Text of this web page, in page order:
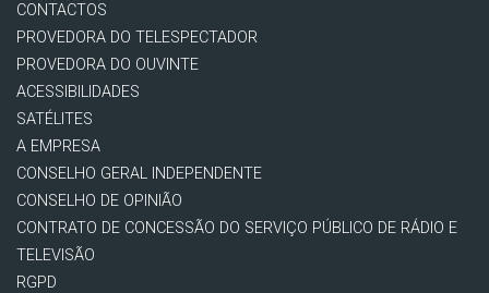
CONTACTOS
PROVEDORA DO TELESPECTADOR
PROVEDORA DO OUVINTE
ACESSIBILIDADES
SATÉLITES
A EMPRESA
CONSELHO GERAL INDEPENDENTE
CONSELHO DE OPINIÃO
CONTRATO DE CONCESSÃO DO SERVIÇO PÚBLICO DE RÁDIO E
TELEVISÃO
RGPD